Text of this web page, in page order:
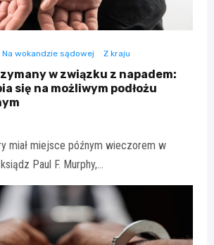
Na wokandzie sądowej Z kraju
w związku z napadem:
się na możliwym podłożu
miał miejsce późnym wieczorem w
Paul F. Murphy,…